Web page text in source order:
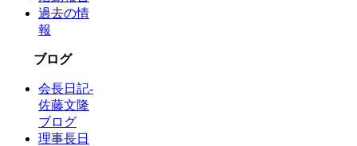
過去の情
報
ブログ
会長日記-
佐藤文隆
ブログ
理事長日